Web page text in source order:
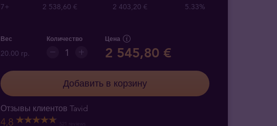
7+
2 538,60 € 2 403,20 € 5.33%
Вес
20.00 гр.
Количество Цена
2 545,80 €
Добавить в корзину
Отзывы клиентов Tavid
4,8